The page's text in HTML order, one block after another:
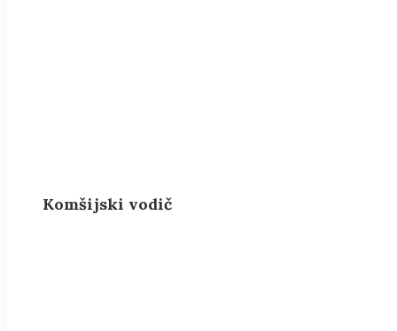
Komšijski vodič